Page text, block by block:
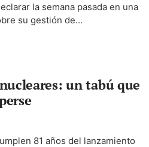
la semana pasada en una
su gestión de...
un tabú que
81 años del lanzamiento